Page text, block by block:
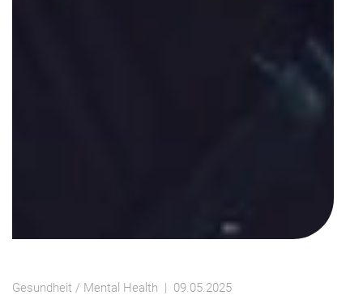
Gesundheit / Mental Health | 09.05.2025